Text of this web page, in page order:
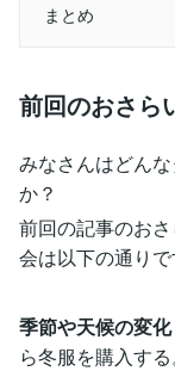
まとめ
前回のおさら
みなさんはどん
か？
前回の記事のお
会は以下の通りで
季節や天候の変化
ら冬服を購入す